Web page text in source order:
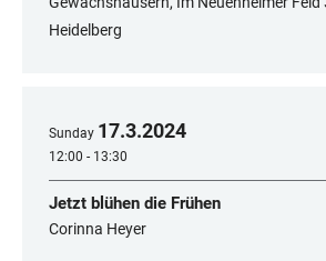
Heidelberg
Sunday 17.3.2024
12:00 - 13:30
Jetzt blühen die Frühen
Corinna Heyer